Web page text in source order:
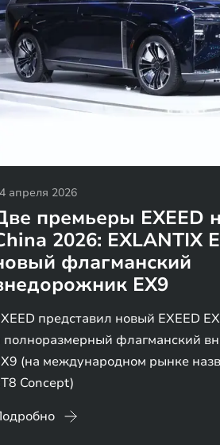
апреля 2026
премьеры EXEED
2026: EXLANTIX
флагманский
EX9
представил новый EXEED
полноразмерный флагманский
(на международном рынке
Concept)